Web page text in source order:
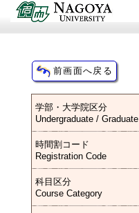
学部・大学院区分
Undergraduate / Graduate
時間割コード
Registration Code
科目区分
Course Category